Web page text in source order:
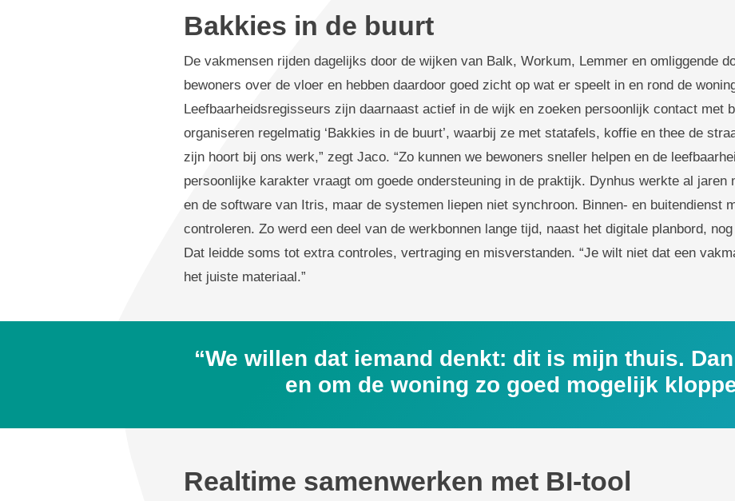
Bakkies in de buurt
De vakmensen rijden dagelijks door de wijken van Balk, Workum, Lemmer en omliggende
bewoners over de vloer en hebben daardoor goed zicht op wat er speelt in en rond de
Leefbaarheidsregisseurs zijn daarnaast actief in de wijk en zoeken persoonlijk contact met
organiseren regelmatig ‘Bakkies in de buurt’, waarbij ze met statafels, koffie en thee de
zijn hoort bij ons werk,” zegt Jaco. “Zo kunnen we bewoners sneller helpen en de
persoonlijke karakter vraagt om goede ondersteuning in de praktijk. Dynhus werkte al jaren
en de software van Itris, maar de systemen liepen niet synchroon. Binnen- en buitendienst
controleren. Zo werd een deel van de werkbonnen lange tijd, naast het digitale planbord,
Dat leidde soms tot extra controles, vertraging en misverstanden. “Je wilt niet dat een
het juiste materiaal.”
“We willen dat iemand denkt: dit is mijn thuis.
en om de woning zo goed mogelijk
Realtime samenwerken met BI-tool